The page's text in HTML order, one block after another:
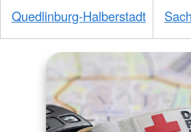
Quedlinburg-Halberstadt